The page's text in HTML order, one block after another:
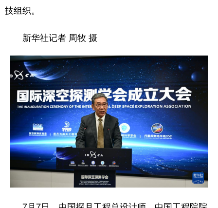
技组织。
新华社记者 周牧 摄